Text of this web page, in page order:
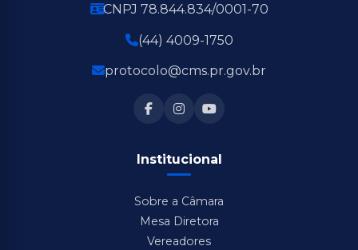
CNPJ 78.844.834/0001-70
(44) 4009-1750
protocolo@cms.pr.gov.br
Institucional
Sobre a Câmara
Mesa Diretora
Vereadores